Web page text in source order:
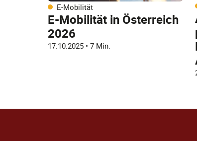
E-Mobilität
E-Mobilität in Österreich
2026
17.10.2025 • 7 Min.